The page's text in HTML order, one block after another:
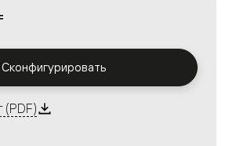
из стекла с различными
и варьировать освещённость.
имеют единый профиль
и легко сочетаются в одном
Сконфигурировать
(PDF)